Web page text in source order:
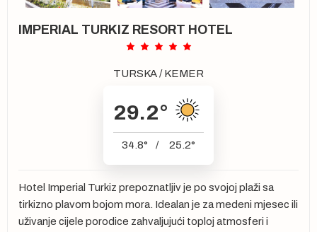
IMPERIAL TURKIZ RESORT HOTEL
TURSKA/KEMER
29.2°
34.8° / 25.2°
Hotel Imperial Turkiz prepoznatljiv je po svojoj plaži sa
tirkizno plavom bojom mora. Idealan je za medeni mjesec ili
uživanje cijele porodice zahvaljujući toploj atmosferi i